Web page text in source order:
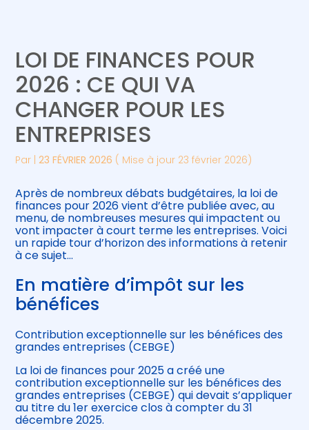
Gérer votre quotidien
Piloter votre entreprise
Développer votre entreprise
Être prêt pour la facturation
électronique
Suivre votre comptabilité
Gérer vos ressources humaines
LOI DE FINANCES POUR
2026 : CE QUI VA
CHANGER POUR LES
ENTREPRISES
Par |23 FÉVRIER 2026 ( Mise à jour 23 février 2026)
Après de nombreux débats budgétaires, la loi de
finances pour 2026 vient d’être publiée avec, au
menu, de nombreuses mesures qui impactent ou
vont impacter à court terme les entreprises. Voici
un rapide tour d’horizon des informations à retenir
à ce sujet…
En matière d’impôt sur les
bénéfices
Contribution exceptionnelle sur les bénéfices des
grandes entreprises (CEBGE)
La loi de finances pour 2025 a créé une
contribution exceptionnelle sur les bénéfices des
grandes entreprises (CEBGE) qui devait s’appliquer
au titre du 1er exercice clos à compter du 31
décembre 2025.